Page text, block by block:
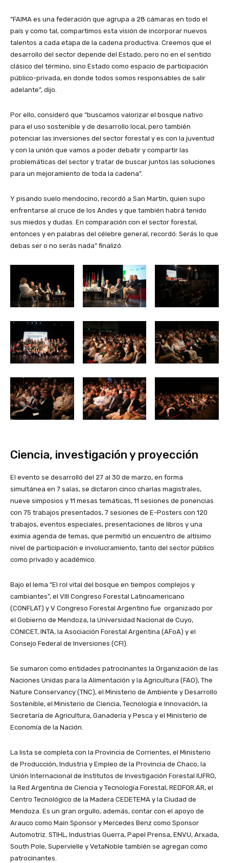
“FAIMA es una federación que agrupa a 28 cámaras en todo el
país y como tal, compartimos esta visión de incorporar nuevos
talentos a cada etapa de la cadena productiva. Creemos que el
desarrollo del sector depende del Estado, pero no en el sentido
clásico del término, sino Estado como espacio de participación
público-privada, en donde todos somos responsables de salir
adelante”, dijo.
Por ello, consideró que “buscamos valorizar el bosque nativo
para el uso sostenible y de desarrollo local, pero también
potenciar las inversiones del sector forestal y es con la juventud
y con la unión que vamos a poder debatir y compartir las
problemáticas del sector y tratar de buscar juntos las soluciones
para un mejoramiento de toda la cadena”.
Y pisando suelo mendocino, recordó a San Martín, quien supo
enfrentarse al cruce de los Andes y que también habrá tenido
sus miedos y dudas. En comparación con el sector forestal,
entonces y en palabras del célebre general, recordó: Serás lo que
debas ser o no serás nada” finalizó.
Ciencia, investigación y proyección
El evento se desarrolló del 27 al 30 de marzo, en forma
simultánea en 7 salas, se dictaron cinco charlas magistrales,
nueve simposios y 11 mesas temáticas, 11 sesiones de ponencias
con 75 trabajos presentados, 7 sesiones de E-Posters con 120
trabajos, eventos especiales, presentaciones de libros y una
eximia agenda de temas, que permitió un encuentro de altísimo
nivel de participación e involucramiento, tanto del sector público
como privado y académico.
Bajo el lema “El rol vital del bosque en tiempos complejos y
cambiantes”, el VIII Congreso Forestal Latinoamericano
(CONFLAT) y V Congreso Forestal Argentino fue organizado por
el Gobierno de Mendoza, la Universidad Nacional de Cuyo,
CONICET, INTA, la Asociación Forestal Argentina (AFoA) y el
Consejo Federal de Inversiones (CFI).
Se sumaron como entidades patrocinantes la Organización de las
Naciones Unidas para la Alimentación y la Agricultura (FAO), The
Nature Conservancy (TNC), el Ministerio de Ambiente y Desarrollo
Sostenible, el Ministerio de Ciencia, Tecnología e Innovación, la
Secretaría de Agricultura, Ganadería y Pesca y el Ministerio de
Economía de la Nación.
La lista se completa con la Provincia de Corrientes, el Ministerio
de Producción, Industria y Empleo de la Provincia de Chaco, la
Unión Internacional de Institutos de Investigación Forestal IUFRO,
la Red Argentina de Ciencia y Tecnología Forestal, REDFOR.AR, el
Centro Tecnológico de la Madera CEDETEMA y la Ciudad de
Mendoza. Es un gran orgullo, además, contar con el apoyo de
Arauco como Main Sponsor y Mercedes Benz como Sponsor
Automotriz. STIHL, Industrias Guerra, Papel Prensa, ENVU, Arxada,
South Pole, Supervielle y VetaNoble también se agregan como
patrocinantes.